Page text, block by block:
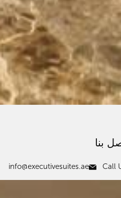
بنا
Call
info@executivesuites.ae